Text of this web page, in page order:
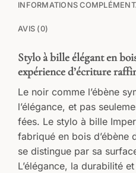
INFORMATIONS
AVIS (0)
Stylo à bille élégant en
expérience d’écriture
Le noir comme l’ébène
l’élégance, et pas
fées. Le stylo à bille
fabriqué en bois d’ébène
se distingue par sa
L’élégance, la durabilité